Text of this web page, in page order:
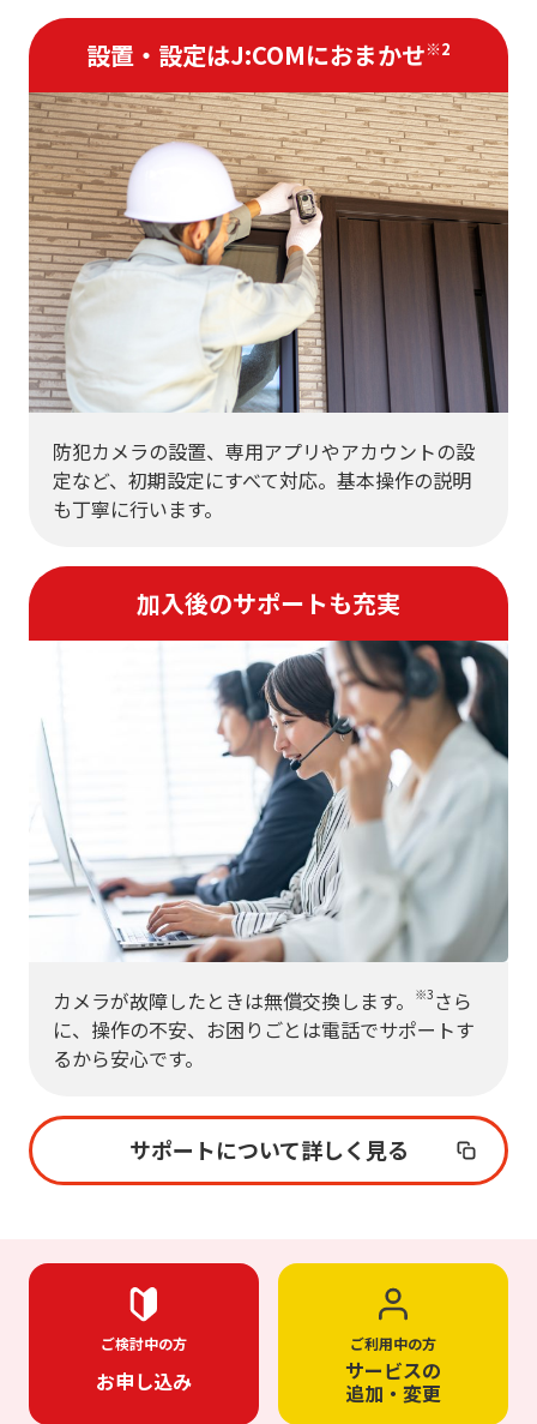
設置・設定はJ:COMにおまかせ※2
防犯カメラの設置、専用アプリやアカウントの設
定など、初期設定にすべて対応。基本操作の説明
も丁寧に行います。
加入後のサポートも充実
カメラが故障したときは無償交換します。 ※3 さら
に、操作の不安、お困りごとは電話でサポートす
るから安心です。
サポートについて詳しく見る
ご検討中の方
お申し込み
ご利用中の方
サービスの
追加・変更